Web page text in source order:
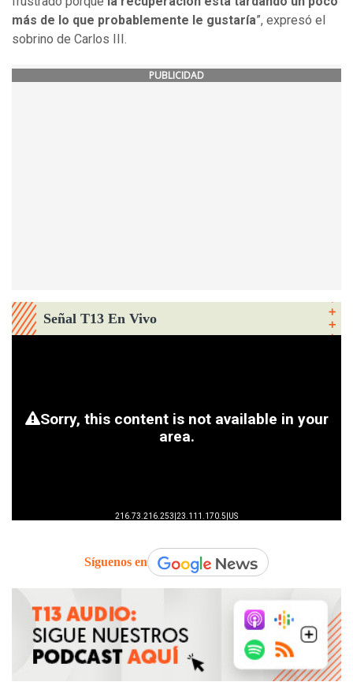
más de lo que probablemente le gustaría”, expresó el
sobrino de Carlos III.
PUBLICIDAD
Señal T13 En Vivo
Síguenos en